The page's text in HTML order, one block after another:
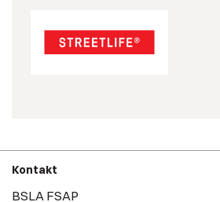
Kontakt
BSLA FSAP